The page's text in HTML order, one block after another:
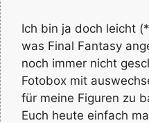
Ich bin ja doch leicht
was Final Fantasy
noch immer nicht
Fotobox mit
für meine Figuren zu
Euch heute einfach